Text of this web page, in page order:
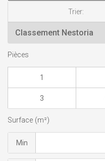
Trier:
Pièces
1
3
Surface (m²)
Min